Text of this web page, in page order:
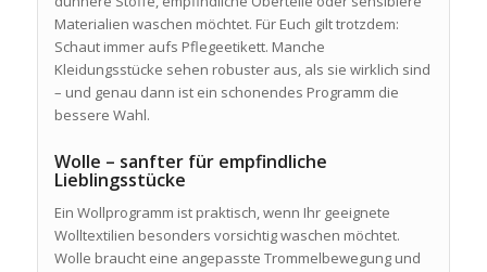
Materialien waschen möchtet. Für Euch gilt trotzdem:
Schaut immer aufs Pflegeetikett. Manche
Kleidungsstücke sehen robuster aus, als sie wirklich sind
– und genau dann ist ein schonendes Programm die
bessere Wahl.
Wolle – sanfter für empfindliche
Lieblingsstücke
Ein Wollprogramm ist praktisch, wenn Ihr geeignete
Wolltextilien besonders vorsichtig waschen möchtet.
Wolle braucht eine angepasste Trommelbewegung und